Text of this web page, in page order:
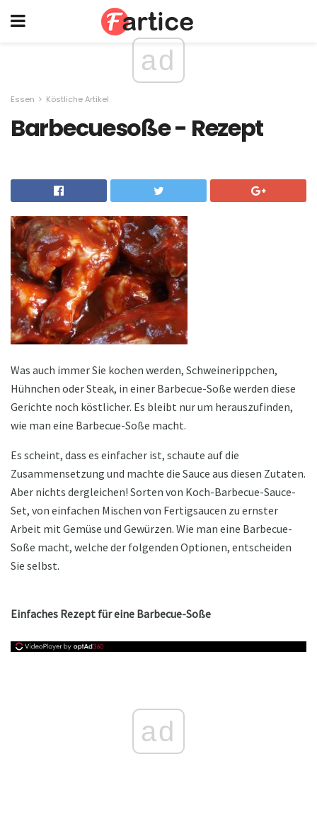
ad
Essen Köstliche Artikel
Barbecuesoße - Rezept
Was auch immer Sie kochen werden, Schweinerippchen,
Hühnchen oder Steak, in einer Barbecue-Soße werden diese
Gerichte noch köstlicher. Es bleibt nur um herauszufinden,
wie man eine Barbecue-Soße macht.
Es scheint, dass es einfacher ist, schaute auf die
Zusammensetzung und machte die Sauce aus diesen Zutaten.
Aber nichts dergleichen! Sorten von Koch-Barbecue-Sauce-
Set, von einfachen Mischen von Fertigsaucen zu ernster
Arbeit mit Gemüse und Gewürzen. Wie man eine Barbecue-
Soße macht, welche der folgenden Optionen, entscheiden
Sie selbst.
Einfaches Rezept für eine Barbecue-Soße
ad